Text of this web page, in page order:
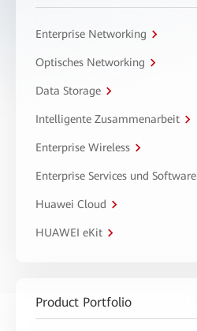
Enterprise Networking
Optisches Networking
Data Storage
Intelligente Zusammenarbeit
Enterprise Wireless
Enterprise Services und Software
Huawei Cloud
HUAWEI eKit
Product Portfolio